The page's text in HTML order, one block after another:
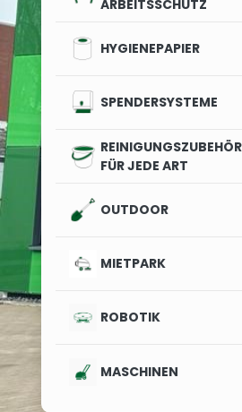
ARBEITSSCHUTZ
HYGIENEPAPIER
SPENDERSYSTEME
REINIGUNGSZUBEHÖR
FÜR JEDE ART
OUTDOOR
MIETPARK
ROBOTIK
MASCHINEN